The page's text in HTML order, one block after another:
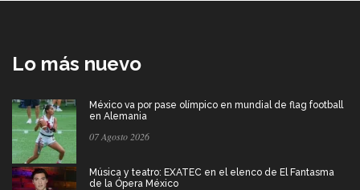
Lo más nuevo
México va por pase olímpico en mundial de flag football
en Alemania
07 Agosto 2026
Música y teatro: EXATEC en el elenco de El Fantasma
de la Ópera México